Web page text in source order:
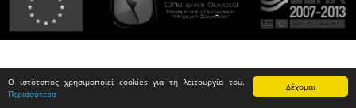
Δέχομαι
Ο ιστότοπος χρησιμοποιεί cookies για τη λειτουργία του.
Περισσότερα